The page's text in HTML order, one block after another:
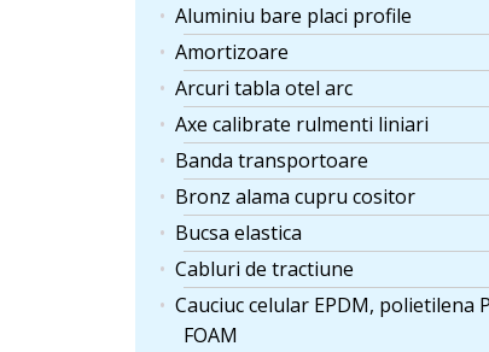
Aluminiu bare placi profile
Amortizoare
Arcuri tabla otel arc
Axe calibrate rulmenti liniari
Banda transportoare
Bronz alama cupru cositor
Bucsa elastica
Cabluri de tractiune
Cauciuc celular EPDM, polietilena
FOAM